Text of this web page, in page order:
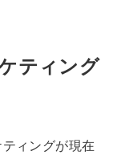
ティング
ィングが現在